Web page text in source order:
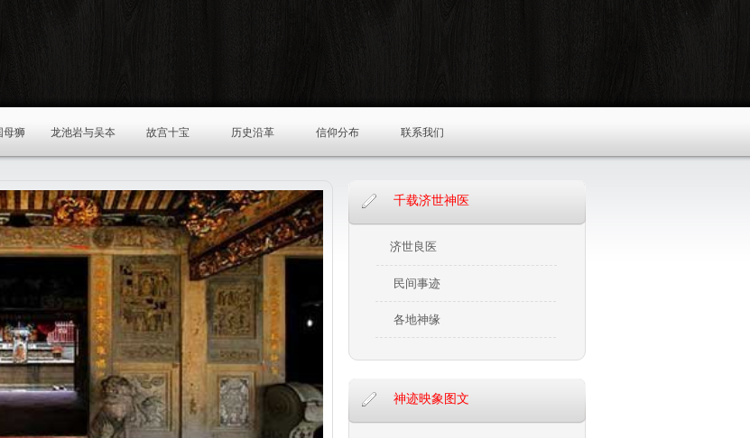
母狮 龙池岩与吴夲 故宫十宝 历史沿革 信仰分布 联系我们
千载济世神医
济世良医
民间事迹
各地神缘
神迹映象图文